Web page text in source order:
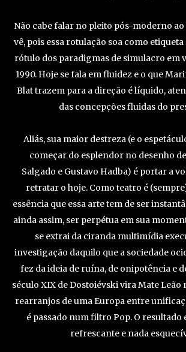
Não cabe falar no pleito pós-moderno ao
vê, pois essa rotulação soa como etiqueta
rótulo dos paradigmas de simulacro em
1990. Hoje se fala em fluidez e o que
Blat trazem para a direção é líquido,
das concepções fluidas do
Aliás, sua maior destreza (e o
começar do esplendor no desenho
Salgado e Gustavo Hadba) é portar a
retratar o hoje. Como teatro é
essência que essa arte tem de ser
ainda assim, ser perpétua em sua
se extrai da ciranda multimídia
investigação daquilo que a sociedade
fez da ideia de ruína, de onipotência e
século XIX de Dostoiévski vira Mate Leão
rearranjos de uma Europa entre
é passado num filtro Pop. O resultado
refrescante e nada